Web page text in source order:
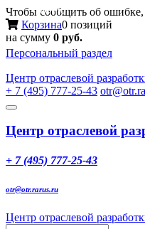
Чтобы сообщить об
Корзина0 позиций
на сумму 0 руб.
Персональный раздел
Центр отраслевой
+ 7 (495) 777-25-43
Toggle
Меню
Центр отраслевой
+ 7 (495) 777-25-43
otr@otr.rarus.ru
Центр отраслевой